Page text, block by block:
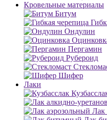
Кровельные материалы
Битум
Ондулин
Пергамин
Рубероид
Шифер
Лаки
Лак